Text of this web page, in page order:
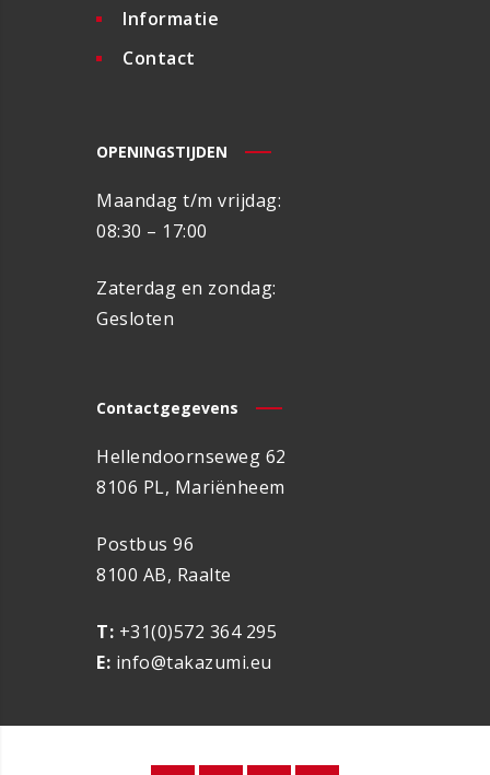
Informatie
Contact
OPENINGSTIJDEN
Maandag t/m vrijdag:
08:30 – 17:00
Zaterdag en zondag:
Gesloten
Contactgegevens
Hellendoornseweg 62
8106 PL, Mariënheem
Postbus 96
8100 AB, Raalte
T: +31(0)572 364 295
E: info@takazumi.eu